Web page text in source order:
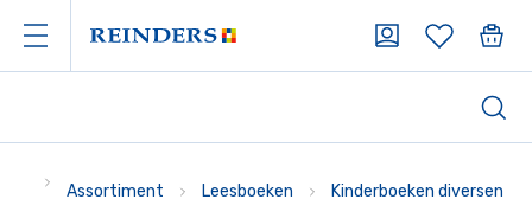
Assortiment Leesboeken Kinderboeken diversen